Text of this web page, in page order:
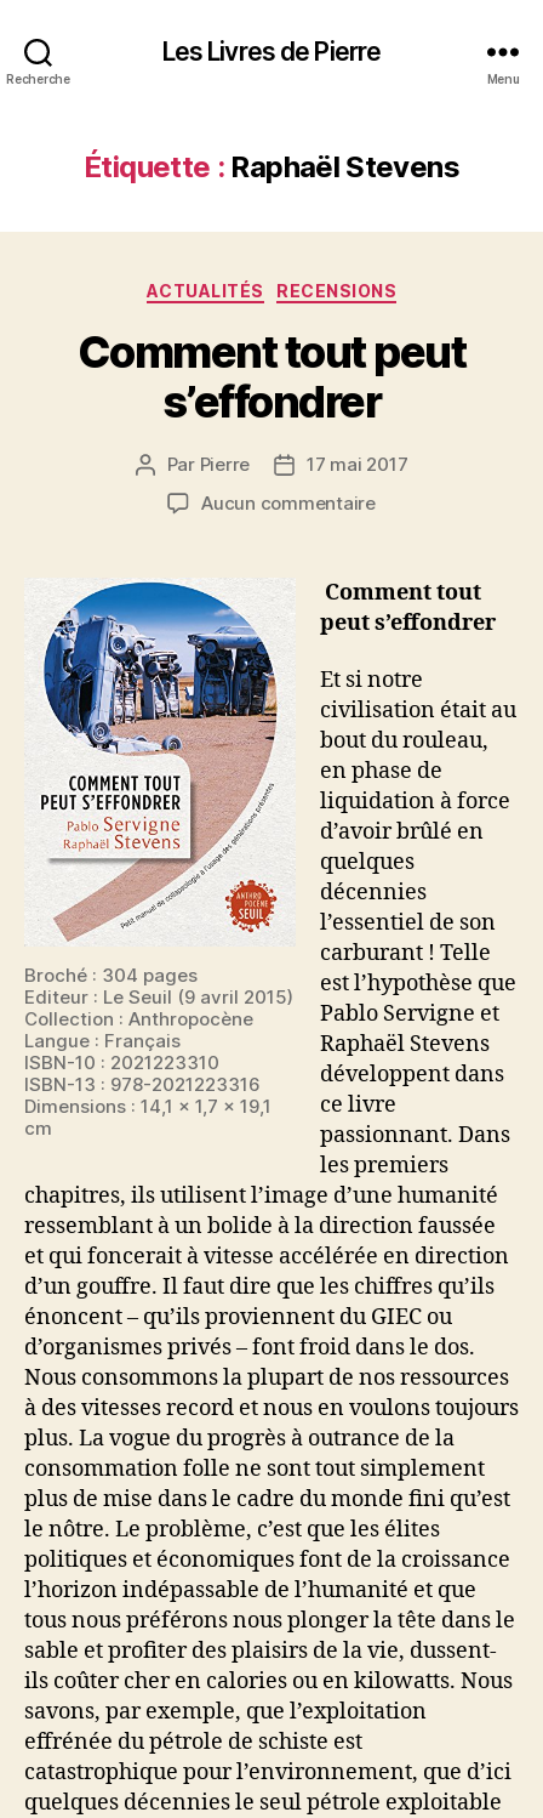
Recherche
Les Livres de Pierre
Menu
Étiquette : Raphaël Stevens
Catégories
ACTUALITÉS RECENSIONS
Comment tout peut
s’effondrer
Auteur
l’article
Par Pierre
Date17 mai 2017
Aucun commentairesur
s’effondrer
Broché : 304 pages
Editeur : Le Seuil (9 avril 2015)
Collection : Anthropocène
Langue : Français
ISBN-10 : 2021223310
ISBN-13 : 978-2021223316
Dimensions : 14,1 x 1,7 x 19,1
cm
Comment tout
peut s’effondrer
Et si notre
civilisation était au
bout du rouleau,
en phase de
liquidation à force
d’avoir brûlé en
quelques
décennies
l’essentiel de son
carburant ! Telle
est l’hypothèse que
Pablo Servigne et
Raphaël Stevens
développent dans
ce livre
passionnant. Dans
les premiers
chapitres, ils utilisent l’image d’une humanité
ressemblant à un bolide à la direction faussée
et qui foncerait à vitesse accélérée en direction
d’un gouffre. Il faut dire que les chiffres qu’ils
énoncent – qu’ils proviennent du GIEC ou
d’organismes privés – font froid dans le dos.
Nous consommons la plupart de nos ressources
à des vitesses record et nous en voulons toujours
plus. La vogue du progrès à outrance de la
consommation folle ne sont tout simplement
plus de mise dans le cadre du monde fini qu’est
le nôtre. Le problème, c’est que les élites
politiques et économiques font de la croissance
l’horizon indépassable de l’humanité et que
tous nous préférons nous plonger la tête dans le
sable et profiter des plaisirs de la vie, dussent-
ils coûter cher en calories ou en kilowatts. Nous
savons, par exemple, que l’exploitation
effrénée du pétrole de schiste est
catastrophique pour l’environnement, que d’ici
quelques décennies le seul pétrole exploitable